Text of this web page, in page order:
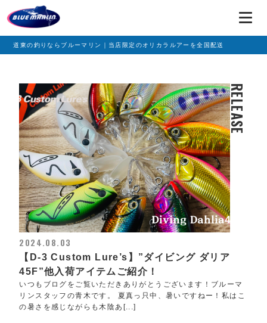
道東の釣りならブルーマリン｜当店限定のオリカラルアーを全国配送
RELEASE
2024.08.03
【D-3 Custom Lure’s】”ダイビング ダリア
45F”他入荷アイテムご紹介！
いつもブログをご覧いただきありがとうございます！ブルーマ
リンスタッフの青木です。 夏真っ只中、暑いですねー！私はこ
の暑さを感じながらも木陰あ[...]